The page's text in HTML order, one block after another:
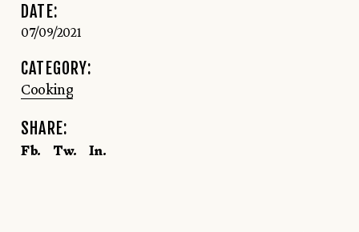
DATE:
07/09/2021
CATEGORY:
Cooking
SHARE:
Fb. Tw. In.